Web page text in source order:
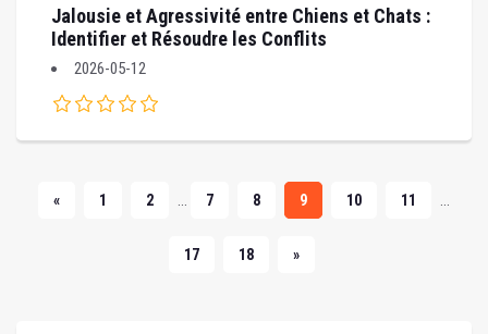
Jalousie et Agressivité entre Chiens et Chats :
Identifier et Résoudre les Conflits
2026-05-12
« 1 2 ... 7 8 9 10 11 ...
17 18 »